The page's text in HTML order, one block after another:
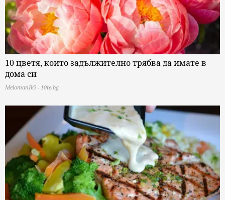
10 цветя, които задължително трябва да имате в
дома си
MelomanBG - 10te.bg